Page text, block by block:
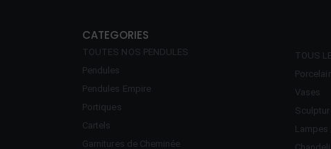
CATEGORIES
TOUTES NOS PENDULES
Pendules
Pendules Empire
Portiques
Cartels
Garnitures de Cheminée
TOUS
Vases
Lampes